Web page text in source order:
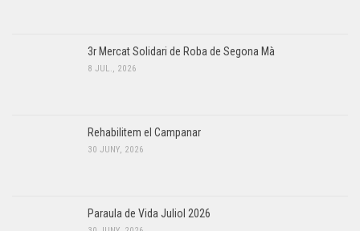
3r Mercat Solidari de Roba de Segona Mà
8 JUL., 2026
Rehabilitem el Campanar
30 JUNY, 2026
Paraula de Vida Juliol 2026